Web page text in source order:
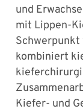
und
mit Lippen-
Schwerpunkt
kombiniert
Kiefer- und